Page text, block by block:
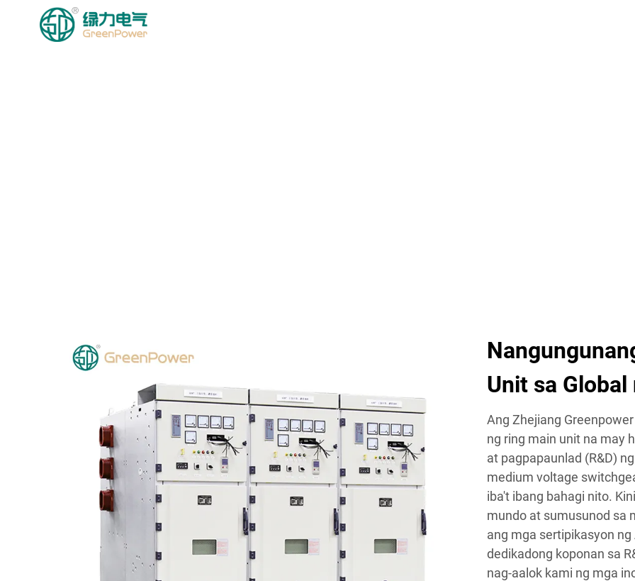
Unit sa
Ang Zhejiang
ng ring main unit na may
at pagpapaunlad (R&D)
medium voltage
iba't ibang bahagi nito.
mundo at sumusunod sa
ang mga sertipikasyon ng
dedikadong koponan sa
nag-aalok kami ng mga